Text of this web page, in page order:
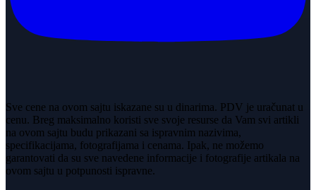
Sve cene na ovom sajtu iskazane su u dinarima. PDV je uračunat u
cenu. Breg maksimalno koristi sve svoje resurse da Vam svi artikli
na ovom sajtu budu prikazani sa ispravnim nazivima,
specifikacijama, fotografijama i cenama. Ipak, ne možemo
garantovati da su sve navedene informacije i fotografije artikala na
ovom sajtu u potpunosti ispravne.